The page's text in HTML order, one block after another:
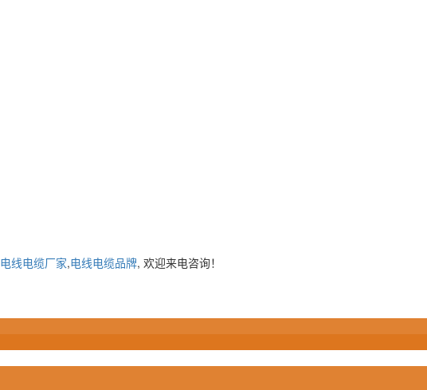
电线电缆厂家,电线电缆品牌, 欢迎来电咨询！